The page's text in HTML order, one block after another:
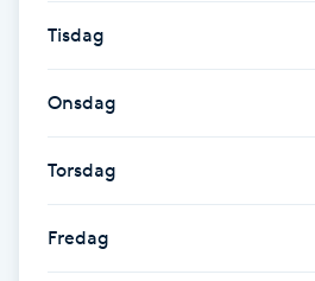
Friskvårdsmassage
Frisör
Funktionsanalys
Tisdag
Onsdag
Torsdag
Fredag